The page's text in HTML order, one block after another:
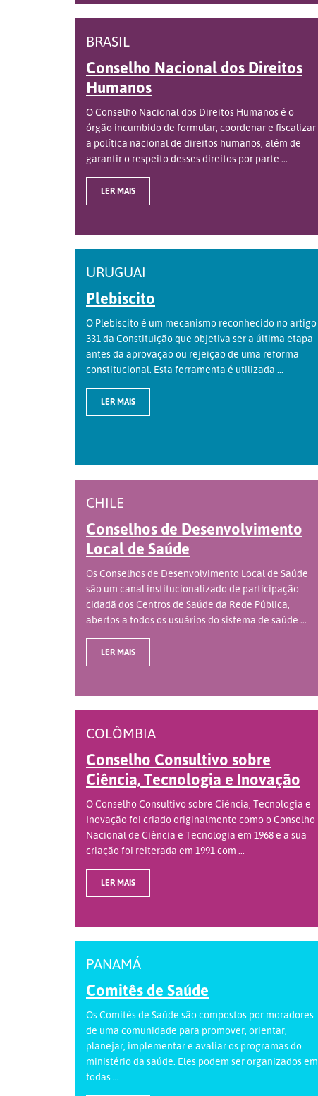
BRASIL
Conselho Nacional dos Direitos
Humanos
O Conselho Nacional dos Direitos Humanos é o
órgão incumbido de formular, coordenar e fiscalizar
a política nacional de direitos humanos, além de
garantir o respeito desses direitos por parte ...
LER MAIS
URUGUAI
Plebiscito
O Plebiscito é um mecanismo reconhecido no artigo
331 da Constituição que objetiva ser a última etapa
antes da aprovação ou rejeição de uma reforma
constitucional. Esta ferramenta é utilizada ...
LER MAIS
CHILE
Conselhos de Desenvolvimento
Local de Saúde
Os Conselhos de Desenvolvimento Local de Saúde
são um canal institucionalizado de participação
cidadã dos Centros de Saúde da Rede Pública,
abertos a todos os usuários do sistema de saúde ...
LER MAIS
COLÔMBIA
Conselho Consultivo sobre
Ciência, Tecnologia e Inovação
O Conselho Consultivo sobre Ciência, Tecnologia e
Inovação foi criado originalmente como o Conselho
Nacional de Ciência e Tecnologia em 1968 e a sua
criação foi reiterada em 1991 com ...
LER MAIS
PANAMÁ
Comitês de Saúde
Os Comitês de Saúde são compostos por moradores
de uma comunidade para promover, orientar,
planejar, implementar e avaliar os programas do
ministério da saúde. Eles podem ser organizados em
todas ...